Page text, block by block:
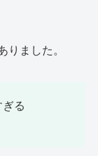
りました。
る